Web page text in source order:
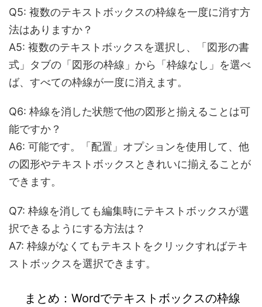
Q5: 複数のテキストボックスの枠線を一度に消す方
法はありますか？
A5: 複数のテキストボックスを選択し、「図形の書
式」タブの「図形の枠線」から「枠線なし」を選べ
ば、すべての枠線が一度に消えます。
Q6: 枠線を消した状態で他の図形と揃えることは可
能ですか？
A6: 可能です。「配置」オプションを使用して、他
の図形やテキストボックスときれいに揃えることが
できます。
Q7: 枠線を消しても編集時にテキストボックスが選
択できるようにする方法は？
A7: 枠線がなくてもテキストをクリックすればテキ
ストボックスを選択できます。
まとめ：Wordでテキストボックスの枠線